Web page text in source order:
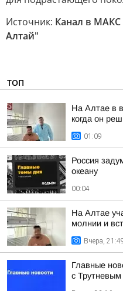
Источник: Канал в МАКС
Алтай"
ТОП
На Алтае в
когда он
01:09
Россия
океану
00:04
На Алтае
молнии и
Вчера,
Главные
с Трутневым